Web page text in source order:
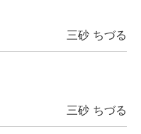
三砂 ちづる
三砂 ちづる